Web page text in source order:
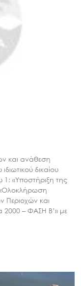
και ανάθεση
δικαίου
1: «Υποστήριξη της
«Ολοκλήρωση
Περιοχών και
2000 – ΦΑΣΗ Β’» με